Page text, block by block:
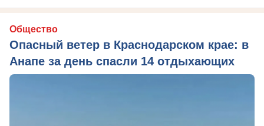
Общество
Опасный ветер в Краснодарском крае: в
Анапе за день спасли 14 отдыхающих